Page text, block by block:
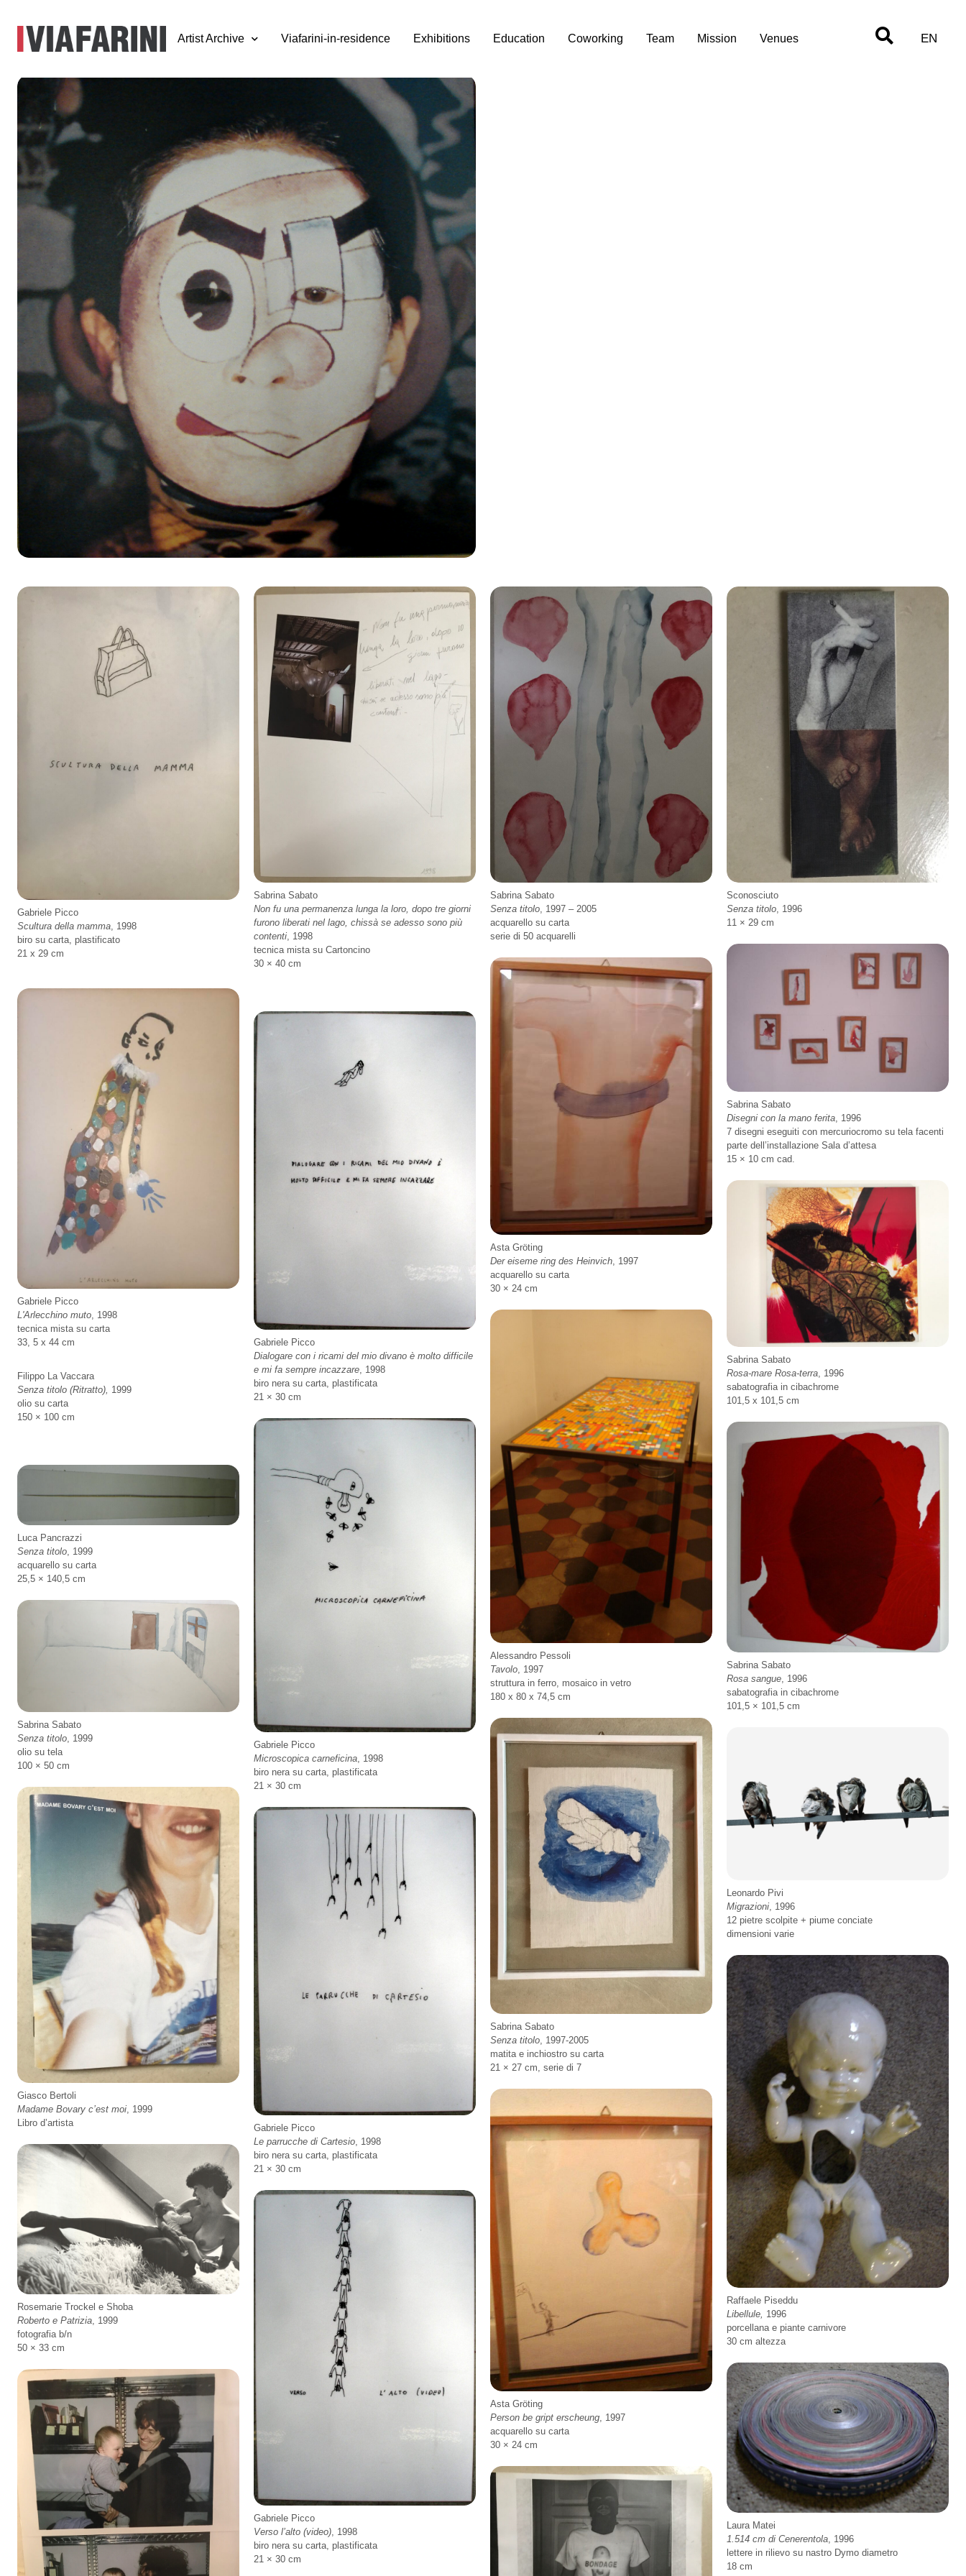
Artist Archive Viafarini-in-residence Exhibitions Education Coworking Team Mission Venues EN
Collezione 1995 –
1999
Gabriele Picco
Scultura della mamma, 1998
biro su carta, plastificato
21 x 29 cm
Gabriele Picco
L'Arlecchino muto , 1998
tecnica mista su carta
33, 5 x 44 cm
Filippo La Vaccara
Senza titolo (Ritratto), 1999
olio su carta
150 × 100 cm
Luca Pancrazzi
Senza titolo, 1999
acquarello su carta
25,5 × 140,5 cm
Sabrina Sabato
Senza titolo , 1999
olio su tela
100 × 50 cm
Giasco Bertoli
Madame Bovary c’est moi , 1999
Libro d’artista
Rosemarie Trockel e Shoba
Roberto e Patrizia, 1999
fotografia b/n
50 × 33 cm
Sabrina Sabato
Non fu una permanenza lunga la loro, dopo tre giorni
furono liberati nel lago, chissà se adesso sono più
contenti , 1998
tecnica mista su Cartoncino
30 × 40 cm
Gabriele Picco
Dialogare con i ricami del mio divano è molto difficile
e mi fa sempre incazzare, 1998
biro nera su carta, plastificata
21 × 30 cm
Gabriele Picco
Microscopica carneficina , 1998
biro nera su carta, plastificata
21 × 30 cm
Gabriele Picco
Le parrucche di Cartesio, 1998
biro nera su carta, plastificata
21 × 30 cm
Gabriele Picco
Verso l’alto (video) , 1998
biro nera su carta, plastificata
21 × 30 cm
Sabrina Sabato
Senza titolo , 1997 – 2005
acquarello su carta
serie di 50 acquarelli
Asta Gröting
Der eiseme ring des Heinvich, 1997
acquarello su carta
30 × 24 cm
Alessandro Pessoli
Tavolo , 1997
struttura in ferro, mosaico in vetro
180 x 80 x 74,5 cm
Sabrina Sabato
Senza titolo , 1997-2005
matita e inchiostro su carta
21 × 27 cm, serie di 7
Asta Gröting
Person be gript erscheung, 1997
acquarello su carta
30 × 24 cm
Sconosciuto
Senza titolo , 1996
11 × 29 cm
Sabrina Sabato
Disegni con la mano ferita, 1996
7 disegni eseguiti con mercuriocromo su tela facenti
parte dell’installazione Sala d’attesa
15 × 10 cm cad.
Sabrina Sabato
Rosa-mare Rosa-terra , 1996
sabatografia in cibachrome
101,5 x 101,5 cm
Sabrina Sabato
Rosa sangue, 1996
sabatografia in cibachrome
101,5 × 101,5 cm
Leonardo Pivi
Migrazioni , 1996
12 pietre scolpite + piume conciate
dimensioni varie
Raffaele Piseddu
Libellule, 1996
porcellana e piante carnivore
30 cm altezza
Laura Matei
1.514 cm di Cenerentola , 1996
lettere in rilievo su nastro Dymo diametro
18 cm